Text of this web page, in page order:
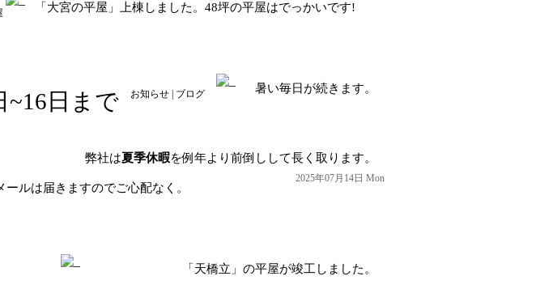
「大宮の平屋」上棟しました。48坪の平屋はでっかいです!
日まで お知らせ ブログ 暑い毎日が続きます。
弊社は夏季休暇を例年より前倒しして長く取ります。
ールは届きますのでご心配なく。
2025年07月14日 Mon
「天橋立」の平屋が竣工しました。